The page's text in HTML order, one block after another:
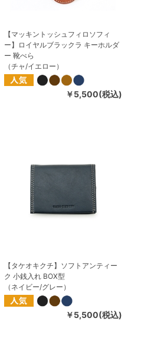
【マッキントッシュフィロソフィ
ー】ロイヤルブラックラ キーホルダ
ー 靴べら
（チャ/イエロー）
￥5,500(税込)
【タケオキクチ】ソフトアンティー
ク 小銭入れ BOX型
（ネイビー/グレー）
￥5,500(税込)